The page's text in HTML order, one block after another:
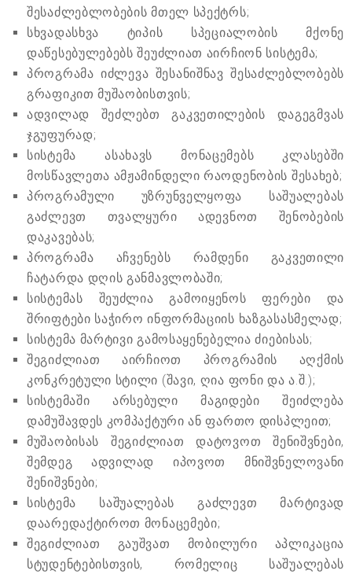
შესაძლებლობების მთელ სპექტრს;
სხვადასხვა ტიპის სპეციალობის მქონე
დაწესებულებებს შეუძლიათ აირჩიონ სისტემა;
პროგრამა იძლევა შესანიშნავ შესაძლებლობებს
გრაფიკით მუშაობისთვის;
ადვილად შეძლებთ გაკვეთილების დაგეგმვას
ჯგუფურად;
სისტემა ასახავს მონაცემებს კლასებში
მოსწავლეთა ამჟამინდელი რაოდენობის შესახებ;
პროგრამული უზრუნველყოფა საშუალებას
გაძლევთ თვალყური ადევნოთ შენობების
დაკავებას;
პროგრამა აჩვენებს რამდენი გაკვეთილი
ჩატარდა დღის განმავლობაში;
სისტემას შეუძლია გამოიყენოს ფერები და
შრიფტები საჭირო ინფორმაციის ხაზგასასმელად;
სისტემა მარტივი გამოსაყენებელია ძიებისას;
შეგიძლიათ აირჩიოთ პროგრამის აღქმის
კონკრეტული სტილი (შავი, ღია ფონი და ა.შ.);
სისტემაში არსებული მაგიდები შეიძლება
დამუშავდეს კომპაქტური ან ფართო დისპლეით;
მუშაობისას შეგიძლიათ დატოვოთ შენიშვნები,
შემდეგ ადვილად იპოვოთ მნიშვნელოვანი
შენიშვნები;
სისტემა საშუალებას გაძლევთ მარტივად
დაარედაქტიროთ მონაცემები;
შეგიძლიათ გაუშვათ მობილური აპლიკაცია
სტუდენტებისთვის, რომელიც საშუალებას